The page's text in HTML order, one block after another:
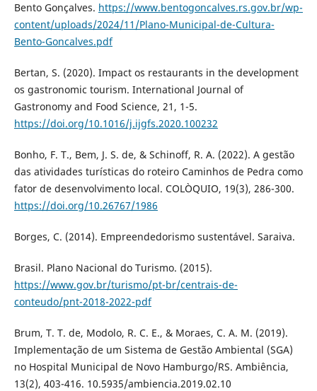
Bento Gonçalves. https://www.bentogoncalves.rs.gov.br/wp-
content/uploads/2024/11/Plano-Municipal-de-Cultura-
Bento-Goncalves.pdf
Bertan, S. (2020). Impact os restaurants in the development
os gastronomic tourism. International Journal of
Gastronomy and Food Science, 21, 1-5.
https://doi.org/10.1016/j.ijgfs.2020.100232
Bonho, F. T., Bem, J. S. de, & Schinoff, R. A. (2022). A gestão
das atividades turísticas do roteiro Caminhos de Pedra como
fator de desenvolvimento local. COLÒQUIO, 19(3), 286-300.
https://doi.org/10.26767/1986
Borges, C. (2014). Empreendedorismo sustentável. Saraiva.
Brasil. Plano Nacional do Turismo. (2015).
https://www.gov.br/turismo/pt-br/centrais-de-
conteudo/pnt-2018-2022-pdf
Brum, T. T. de, Modolo, R. C. E., & Moraes, C. A. M. (2019).
Implementação de um Sistema de Gestão Ambiental (SGA)
no Hospital Municipal de Novo Hamburgo/RS. Ambiência,
13(2), 403-416. 10.5935/ambiencia.2019.02.10